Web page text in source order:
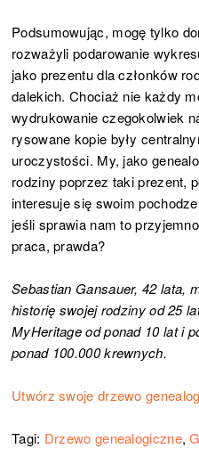
Podsumowując, mogę tylko
rozważyli podarowanie
jako prezentu dla członków
dalekich. Chociaż nie każdy
wydrukowanie czegokolwiek
rysowane kopie były
uroczystości. My, jako
rodziny poprzez taki prezent,
interesuje się swoim
jeśli sprawia nam to
praca, prawda?
Sebastian Gansauer, 42 lata,
historię swojej rodziny od 25
MyHeritage od ponad 10 lat i
ponad 100.000 krewnych.
Utwórz swoje drzewo
Tagi: Drzewo genealogiczne,